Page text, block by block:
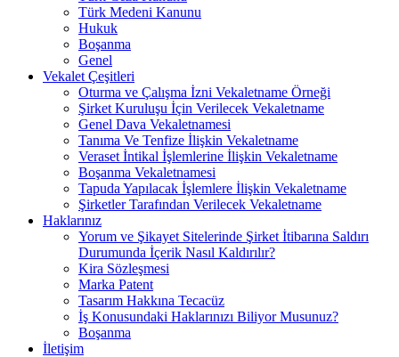
Türk Medeni Kanunu
Hukuk
Boşanma
Genel
Vekalet Çeşitleri
Oturma ve Çalışma İzni Vekaletname Örneği
Şirket Kuruluşu İçin Verilecek Vekaletname
Genel Dava Vekaletnamesi
Tanıma Ve Tenfize İlişkin Vekaletname
Veraset İntikal İşlemlerine İlişkin Vekaletname
Boşanma Vekaletnamesi
Tapuda Yapılacak İşlemlere İlişkin Vekaletname
Şirketler Tarafından Verilecek Vekaletname
Haklarınız
Yorum ve Şikayet Sitelerinde Şirket İtibarına Saldırı
Durumunda İçerik Nasıl Kaldırılır?
Kira Sözleşmesi
Marka Patent
Tasarım Hakkına Tecacüz
İş Konusundaki Haklarınızı Biliyor Musunuz?
Boşanma
İletişim